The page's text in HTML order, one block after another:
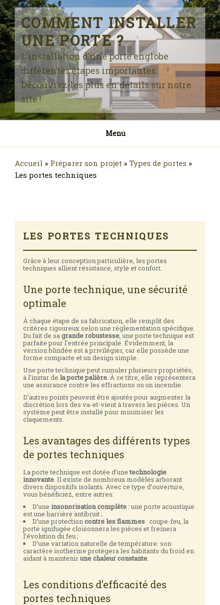
Skip
to
contentCOMMENT INSTALLER
UNE PORTE ?
L'installation d'une porte englobe
différentes étapes importantes.
Découvrez-les plus en détails sur notre
site !
Menu
Accueil » Préparer son projet » Types de portes »
Les portes techniques
LES PORTES TECHNIQUES
Grâce à leur conception particulière, les portes
techniques allient résistance, style et confort.
Une porte technique, une sécurité
optimale
À chaque étape de sa fabrication, elle remplit des
critères rigoureux selon une règlementation spécifique.
Du fait de sagrande robustesse, une porte technique est
parfaite pour l’entrée principale. Évidemment, la
version blindée est à privilégier, car elle possède une
forme compacte et un design simple.
Une porte technique peut cumuler plusieurs propriétés,
à l’instar de la porte palière. À ce titre, elle représentera
une assurance contre les effractions ou un incendie.
D’autres points peuvent être ajoutés pour augmenter la
discrétion lors des va-et-vient à travers les pièces. Un
système peut être installé pour minimiser les
claquements.
Les avantages des différents types
de portes techniques
La porte technique est dotée d’unetechnologie
innovante. Il existe de nombreux modèles arborant
divers dispositifs isolants. Avec ce type d’ouverture,
vous bénéficiez, entre autres:
D’une insonorisation complète: une porte acoustique
est une barrière antibruit ;
D’une protectioncontre les flammes: coupe-feu, la
porte ignifugée cloisonnera les pièces et freinera
l’évolution du feu ;
D’une variation naturelle de température: son
caractère isotherme protègera les habitants du froid en
aidant à maintenirune chaleur constante.
Les conditions d’efficacité des
portes techniques